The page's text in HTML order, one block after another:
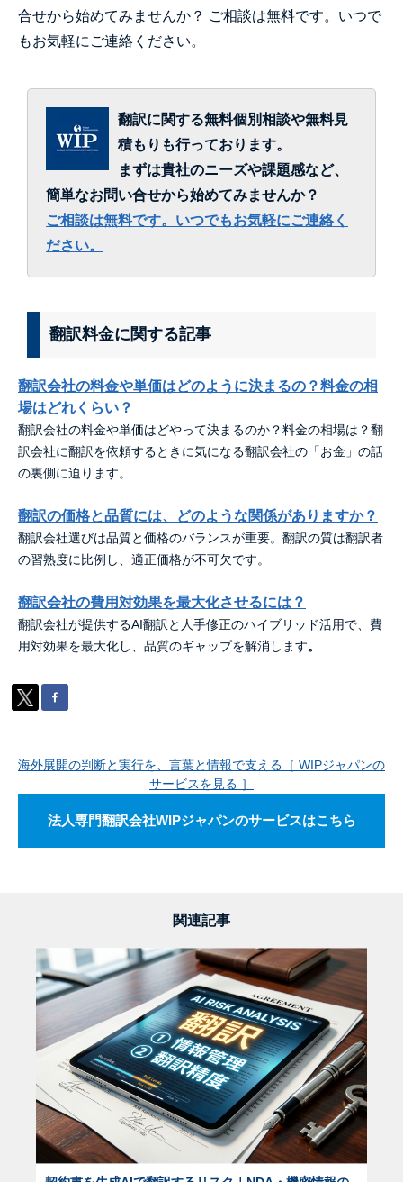
合せから始めてみませんか？ ご相談は無料です。いつで
もお気軽にご連絡ください。
翻訳に関する無料個別相談や無料見
積もりも行っております。
まずは貴社のニーズや課題感など、
簡単なお問い合せから始めてみませんか？
ご相談は無料です。いつでもお気軽にご連絡く
ださい。
翻訳料金に関する記事
翻訳会社の料金や単価はどのように決まるの？料金の相
場はどれくらい？
翻訳会社の料金や単価はどやって決まるのか？料金の相場は？翻
訳会社に翻訳を依頼するときに気になる翻訳会社の「お金」の話
の裏側に迫ります。
翻訳の価格と品質には、どのような関係がありますか？
翻訳会社選びは品質と価格のバランスが重要。翻訳の質は翻訳者
の習熟度に比例し、適正価格が不可欠です。
翻訳会社の費用対効果を最大化させるには？
翻訳会社が提供するAI翻訳と人手修正のハイブリッド活用で、費
用対効果を最大化し、品質のギャップを解消します。
海外展開の判断と実行を、言葉と情報で支える［ WIPジャパンの
サービスを見る ］
法人専門翻訳会社WIPジャパンのサービスはこちら
関連記事